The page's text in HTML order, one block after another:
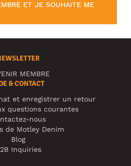
ET JE SOUHAITE ME
MEMBRE
& CONTACT
et enregistrer un retour
questions courantes
nous
de Motley Denim
Blog
Inquiries